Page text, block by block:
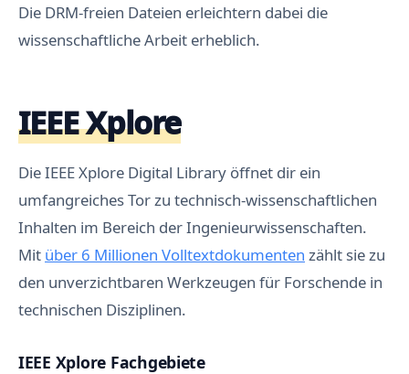
Die DRM-freien Dateien erleichtern dabei die
wissenschaftliche Arbeit erheblich.
IEEE Xplore
Die IEEE Xplore Digital Library öffnet dir ein
umfangreiches Tor zu technisch-wissenschaftlichen
Inhalten im Bereich der Ingenieurwissenschaften.
Mit über 6 Millionen Volltextdokumenten zählt sie zu
den unverzichtbaren Werkzeugen für Forschende in
technischen Disziplinen.
IEEE Xplore Fachgebiete